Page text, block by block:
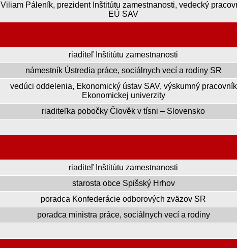
Viliam Páleník, prezident Inštitútu zamestnanosti, vedecký
EÚ SAV
riaditeľ Inštitútu zamestnanosti
námestník Ústredia práce, sociálnych vecí a rodiny SR
vedúci oddelenia, Ekonomický ústav SAV, výskumný pracovník
Ekonomickej univerzity
riaditeľka pobočky Člověk v tísni – Slovensko
riaditeľ Inštitútu zamestnanosti
starosta obce Spišský Hrhov
poradca Konfederácie odborových zväzov SR
poradca ministra práce, sociálnych vecí a rodiny